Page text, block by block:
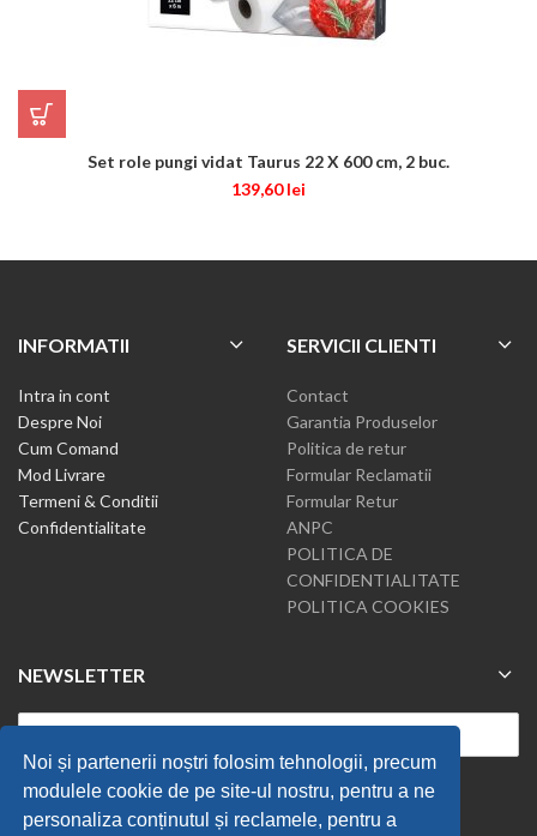
Noi și partenerii noștri folosim tehnologii, precum
modulele cookie de pe site-ul nostru, pentru a ne
personaliza conținutul și reclamele, pentru a
Set role pungi vidat Taurus 22 X 600 cm, 2 buc.
139,60lei
INFORMATII
Intra in cont
Despre Noi
Cum Comand
Mod Livrare
Termeni & Conditii
Confidentialitate
SERVICII CLIENTI
Contact
Garantia Produselor
Politica de retur
Formular Reclamatii
Formular Retur
ANPC
POLITICA DE
CONFIDENTIALITATE
POLITICA COOKIES
NEWSLETTER